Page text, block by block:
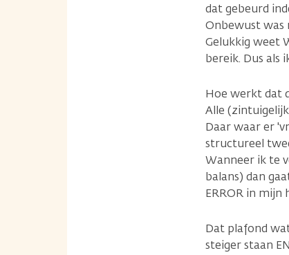
dat gebeurd
Onbewust was
Gelukkig weet
bereik. Dus als
Hoe werkt dat
Alle
Daar waar er
structureel
Wanneer ik te
balans) dan
ERROR in
Dat plafond
steiger staan